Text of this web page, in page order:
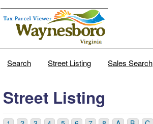
Search Street Listing Sales Search
Street Listing